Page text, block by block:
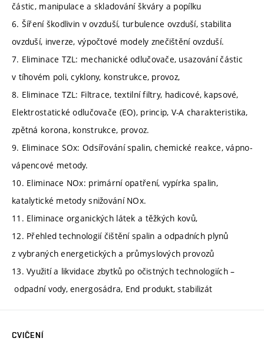
částic, manipulace a skladování škváry a popílku
6. Šíření škodlivin v ovzduší, turbulence ovzduší, stabilita
ovzduší, inverze, výpočtové modely znečištění ovzduší.
7. Eliminace TZL: mechanické odlučovače, usazování částic
v tíhovém poli, cyklony, konstrukce, provoz,
8. Eliminace TZL: Filtrace, textilní filtry, hadicové, kapsové,
Elektrostatické odlučovače (EO), princip, V-A charakteristika,
zpětná korona, konstrukce, provoz.
9. Eliminace SOx: Odsířování spalin, chemické reakce, vápno-
vápencové metody.
10. Eliminace NOx: primární opatření, vypírka spalin,
katalytické metody snižování NOx.
11. Eliminace organických látek a těžkých kovů,
12. Přehled technologií čištění spalin a odpadních plynů
z vybraných energetických a průmyslových provozů
13. Využití a likvidace zbytků po očistných technologiích –
odpadní vody, energosádra, End produkt, stabilizát
CVIČENÍ